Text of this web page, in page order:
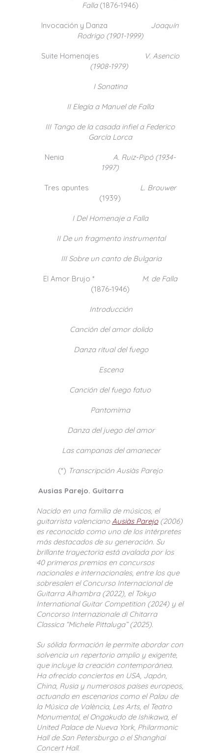
Falla(1876-1946)
Invocación y Danza Joaquín
Rodrigo (1901-1999)
Suite Homenajes
V. Asencio
(1908-1979)
I Sonatina
II Elegía a Manuel de Falla
III Tango de la casada infiel a Federico
García Lorca
Nenia A. Ruiz-Pipó (1934-
1997)
Tres apuntes L. Brouwer
(1939)
I Del Homenaje a Falla
II De un fragmento instrumental
III Sobre un canto de Bulgaria
El Amor Brujo * M. de Falla
(1876-1946)
Introducción
Canción del amor dolido
Danza ritual del fuego
Escena
Canción del fuego fatuo
Pantomima
Danza del juego del amor
Las campanas del amanecer
(*) Transcripción Ausiàs Parejo
Ausias Parejo. Guitarra
Nacido en una familia de músicos, el
guitarrista valencianoAusiàs Parejo(2006)
es reconocido como uno de los intérpretes
más destacados de su generación. Su
brillante trayectoria está avalada por los
40 primeros premios en concursos
nacionales e internacionales, entre los que
sobresalen el Concurso Internacional de
Guitarra Alhambra (2022), el Tokyo
International Guitar Competition (2024) y el
Concorso Internazionale di Chitarra
Classica “Michele Pittaluga” (2025).
Su sólida formación le permite abordar con
solvencia un repertorio amplio y exigente,
que incluye la creación contemporánea.
Ha ofrecido conciertos en USA, Japón,
China, Rusia y numerosos países europeos,
actuando en escenarios como el Palau de
la Música de València, Les Arts, el Teatro
Monumental, el Ongakudo de Ishikawa, el
United Palace de Nueva York, Philarmonic
Hall de San Petersburgo o el Shanghai
Concert Hall.